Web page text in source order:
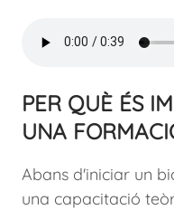
PER QUÈ ÉS
UNA
Abans d'iniciar un
una capacitació